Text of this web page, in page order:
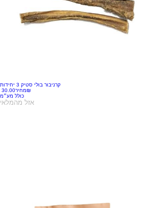
קרניבור בולי סטיק 3 יחידות
מחיר‏30.00 ‏₪
כולל מע״מ
אזל מהמלאי